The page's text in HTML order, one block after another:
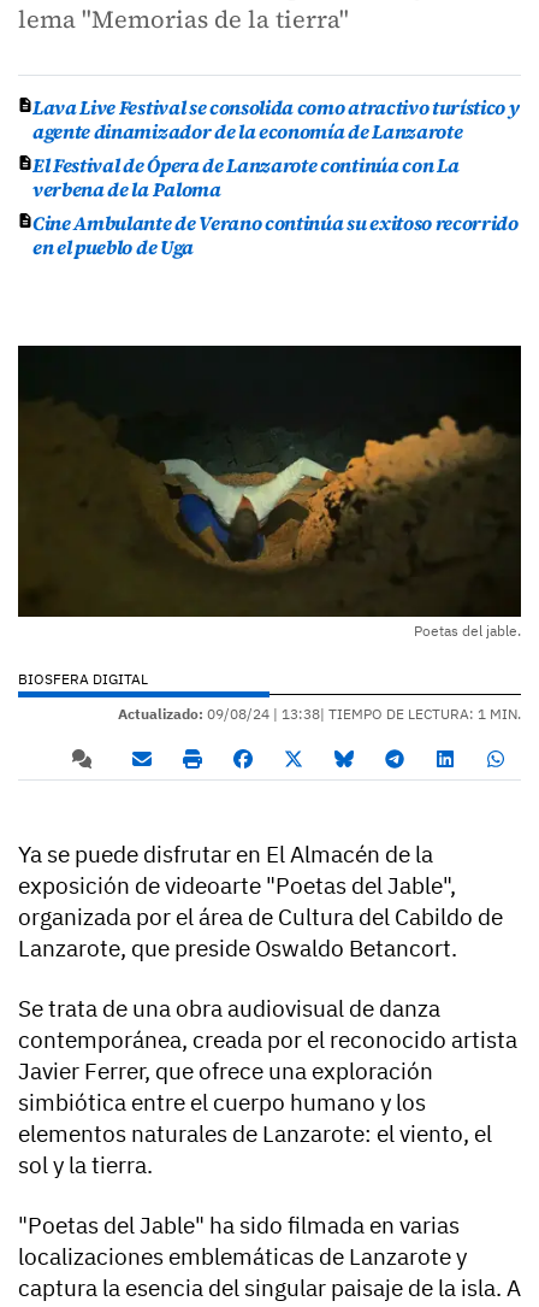
lema "Memorias de la tierra"
Lava Live Festival se consolida como atractivo turístico y
agente dinamizador de la economía de Lanzarote
El Festival de Ópera de Lanzarote continúa con La
verbena de la Paloma
Cine Ambulante de Verano continúa su exitoso recorrido
en el pueblo de Uga
Poetas del jable.
BIOSFERA DIGITAL
Actualizado: 09/08/24 | 13:38| TIEMPO DE LECTURA: 1 MIN.
Ya se puede disfrutar en El Almacén de la
exposición de videoarte "Poetas del Jable",
organizada por el área de Cultura del Cabildo de
Lanzarote, que preside Oswaldo Betancort.
Se trata de una obra audiovisual de danza
contemporánea, creada por el reconocido artista
Javier Ferrer, que ofrece una exploración
simbiótica entre el cuerpo humano y los
elementos naturales de Lanzarote: el viento, el
sol y la tierra.
"Poetas del Jable" ha sido filmada en varias
localizaciones emblemáticas de Lanzarote y
captura la esencia del singular paisaje de la isla. A